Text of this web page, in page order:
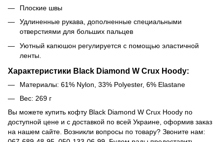
Плоские швы
Удлиненные рукава, дополненные специальными
отверстиями для больших пальцев
Уютный капюшон регулируется с помощью эластичной
ленты.
Характеристики Black Diamond W Crux Hoody:
Материалы: 61% Nylon, 33% Polyester, 6% Elastane
Вес: 269 г
Вы можете купить кофту Black Diamond W Crux Hoody по
доступной цене и с доставкой по всей Украине, оформив заказ
на нашем сайте. Возникли вопросы по товару? Звоните нам: